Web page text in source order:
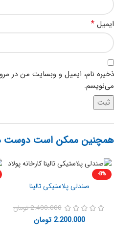
ایمیل *
ذخیره نام، ایمیل و وبسایت من در
می‌نویسم.
همچنین ممکن است دوست
-8%
صندلی پلاستیکی تالینا
2.400.000تومان
2.200.000 تومان